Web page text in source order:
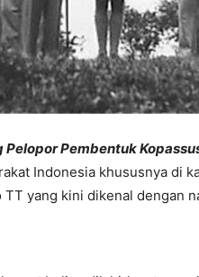
Pembentuk
Indonesia khususnya di
yang kini dikenal dengan